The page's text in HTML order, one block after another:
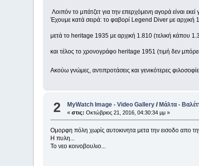
Λοιπόν το μπάτζετ για την επερχόμενη αγορά είναι
Έχουμε κατά σειρά: το φαβορί Legend Diver με
μετά το heritage 1935 με αρχική 1.810 (τελική κάπου
και τέλος το χρονογράφο heritage 1951 (τιμή δεν
Ακούω γνώμες, αντιπροτάσεις και γενικότερες
2 MyWatch Ιmage - Video Gallery / Μάλτα -
«στις: Οκτώβριος 21, 2016, 04:30:34 μμ »
Ομορφη πόλη χωρίς αυτοκινητα μετα την εισοδο απο
Η πυλη...
Το νεο κοινοβουλιο...